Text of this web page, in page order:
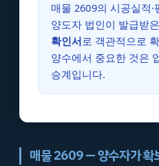
매물 2609의 시공실적·
양도자 법인이 발급받은
확인서로 객관적으로
양수에서 중요한 것은
승계입니다.
매물 2609 — 양수자가 확